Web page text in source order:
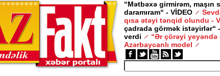
“Mətbəxə girmirəm, maşın
daramıram“ - VİDEO
qısa ətəyi tənqid olundu -
çadrada görmək istəyirlər“
verdi
“Ər çörəyi yeyəndə
Azərbaycanlı model